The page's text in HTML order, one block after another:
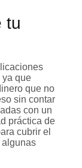
tu
ya que
que no
sin contar
con un
práctica de
cubrir el
algunas